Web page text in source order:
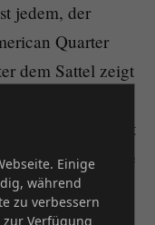
jedem, der
Quarter
dem Sattel zeigt
und war
erritt dort
obwohl sie
war in den
Einige
während
zu verbessern
Verfügung